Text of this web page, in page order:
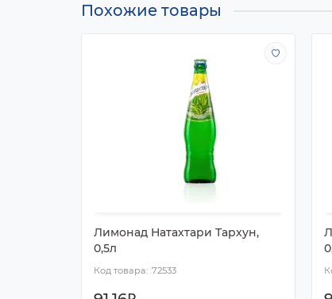
Похожие товары
Лимонад Натахтари Тархун,
0,5л
72533